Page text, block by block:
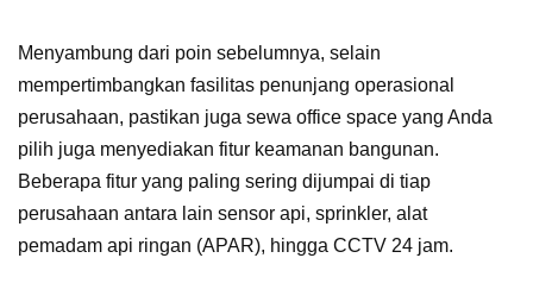
Menyambung dari poin sebelumnya, selain
mempertimbangkan fasilitas penunjang operasional
perusahaan, pastikan juga sewa office space yang Anda
pilih juga menyediakan fitur keamanan bangunan.
Beberapa fitur yang paling sering dijumpai di tiap
perusahaan antara lain sensor api, sprinkler, alat
pemadam api ringan (APAR), hingga CCTV 24 jam.